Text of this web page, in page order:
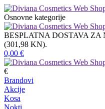
Osnovne kategorije
BESPLATNA DOSTAVA ZA
(301,98 KN).
0,00 €
€
Brandovi
Akcije
Kosa
Nokti